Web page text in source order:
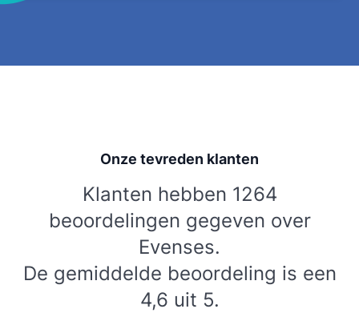
Onze tevreden klanten
Klanten hebben 1264
beoordelingen gegeven over
Evenses.
De gemiddelde beoordeling is een
4,6 uit 5.